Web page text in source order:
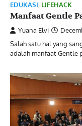
EDUKASI LIFEHACK
Manfaat Gentle
Yuana Elvi
Salah satu hal yang
adalah manfaat Gentle